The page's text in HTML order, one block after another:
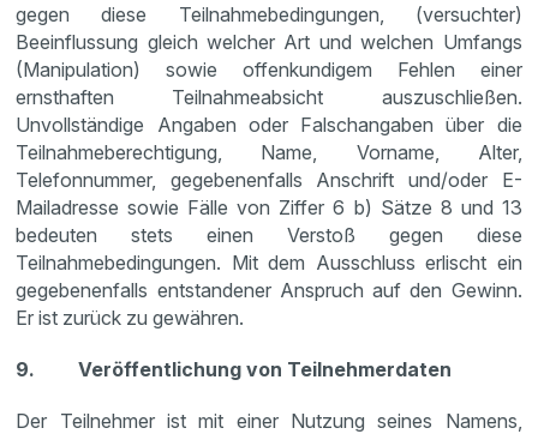
gegen diese Teilnahmebedingungen, (versuchter)
Beeinflussung gleich welcher Art und welchen Umfangs
(Manipulation) sowie offenkundigem Fehlen einer
ernsthaften Teilnahmeabsicht auszuschließen.
Unvollständige Angaben oder Falschangaben über die
Teilnahmeberechtigung, Name, Vorname, Alter,
Telefonnummer, gegebenenfalls Anschrift und/oder E-
Mailadresse sowie Fälle von Ziffer 6 b) Sätze 8 und 13
bedeuten stets einen Verstoß gegen diese
Teilnahmebedingungen. Mit dem Ausschluss erlischt ein
gegebenenfalls entstandener Anspruch auf den Gewinn.
Er ist zurück zu gewähren.
9. Veröffentlichung von Teilnehmerdaten
Der Teilnehmer ist mit einer Nutzung seines Namens,